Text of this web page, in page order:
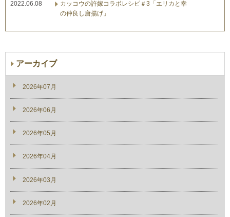
2022.06.08
カッコウの許嫁コラボレシピ＃3「エリカと幸
の仲良し唐揚げ」
アーカイブ
2026年07月
2026年06月
2026年05月
2026年04月
2026年03月
2026年02月